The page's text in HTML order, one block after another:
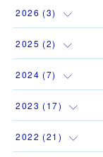
2026 (3)
(1
(1
(1)
2025 (2)
(1
(1)
2024 (7)
(1)
(1 )
2023 (17)
(1 )
2022 (21 )